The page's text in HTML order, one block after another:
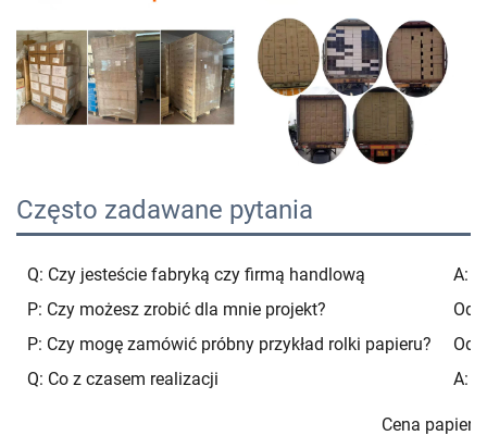
Często zadawane pytania
Q: Czy jesteście fabryką czy firmą handlową
A:
P: Czy możesz zrobić dla mnie projekt?
P: Czy mogę zamówić próbny przykład rolki papieru?
Q: Co z czasem realizacji
A:
Cena